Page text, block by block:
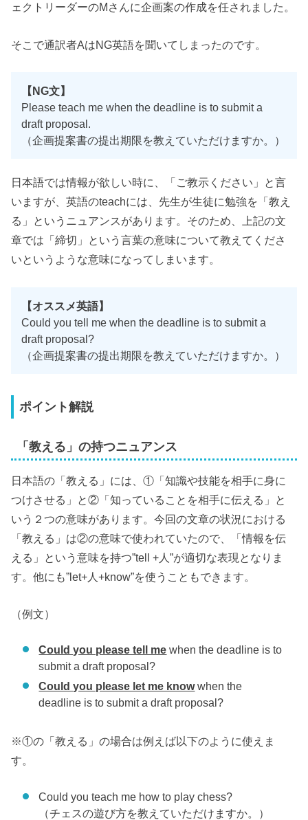
ェクトリーダーのMさんに企画案の作成を任されました。
そこで通訳者AはNG英語を聞いてしまったのです。
【NG文】
Please teach me when the deadline is to submit a
draft proposal.
（企画提案書の提出期限を教えていただけますか。）
日本語では情報が欲しい時に、「ご教示ください」と言
いますが、英語のteachには、先生が生徒に勉強を「教え
る」というニュアンスがあります。そのため、上記の文
章では「締切」という言葉の意味について教えてくださ
いというような意味になってしまいます。
【オススメ英語】
Could you tell me when the deadline is to submit a
draft proposal?
（企画提案書の提出期限を教えていただけますか。）
ポイント解説
「教える」の持つニュアンス
日本語の「教える」には、①「知識や技能を相手に身に
つけさせる」と②「知っていることを相手に伝える」と
いう２つの意味があります。今回の文章の状況における
「教える」は②の意味で使われていたので、「情報を伝
える」という意味を持つ”tell +人”が適切な表現となりま
す。他にも”let+人+know”を使うこともできます。
（例文）
Could you please tell me when the deadline is to
submit a draft proposal?
Could you please let me knowwhen the
deadline is to submit a draft proposal?
※①の「教える」の場合は例えば以下のように使えま
す。
Could you teach me how to play chess?
（チェスの遊び方を教えていただけますか。）